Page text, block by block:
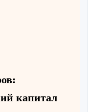
капитал